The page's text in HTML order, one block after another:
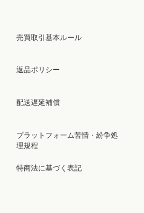
売買取引基本ルール
返品ポリシー
配送遅延補償
プラットフォーム苦情・紛争処
理規程
特商法に基づく表記